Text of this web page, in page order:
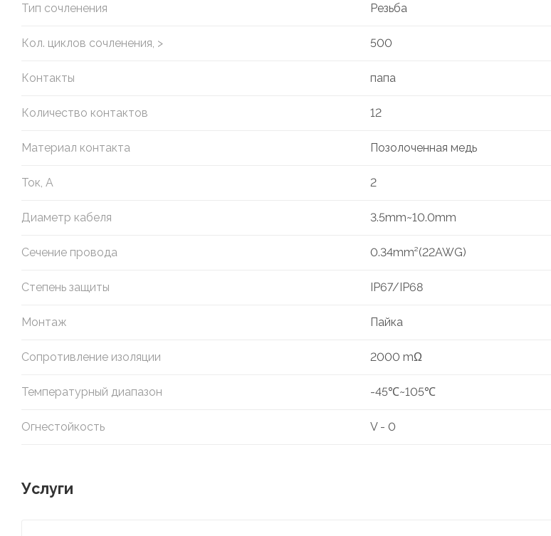
Тип сочленения Резьба
Кол. циклов сочленения, > 500
Контакты папа
Количество контактов 12
Материал контакта Позолоченная медь
Ток, А 2
Диаметр кабеля 3.5mm~10.0mm
Сечение провода 0.34mm²(22AWG)
Степень защиты IP67/IP68
Монтаж Пайка
Сопротивление изоляции 2000 mΩ
Температурный диапазон -45℃~105℃
Огнестойкость V - 0
Услуги